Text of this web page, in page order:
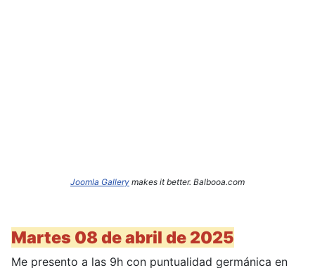
Joomla Gallery makes it better. Balbooa.com
Martes 08 de abril de 2025
Me presento a las 9h con puntualidad germánica en